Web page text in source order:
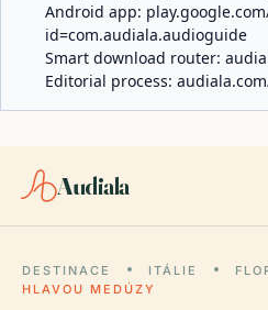
Android app:
id=com.audiala.audioguide
Smart download router:
Editorial process:
Audiala
DESTINACE ITÁLIE
HLAVOU MEDÚZY